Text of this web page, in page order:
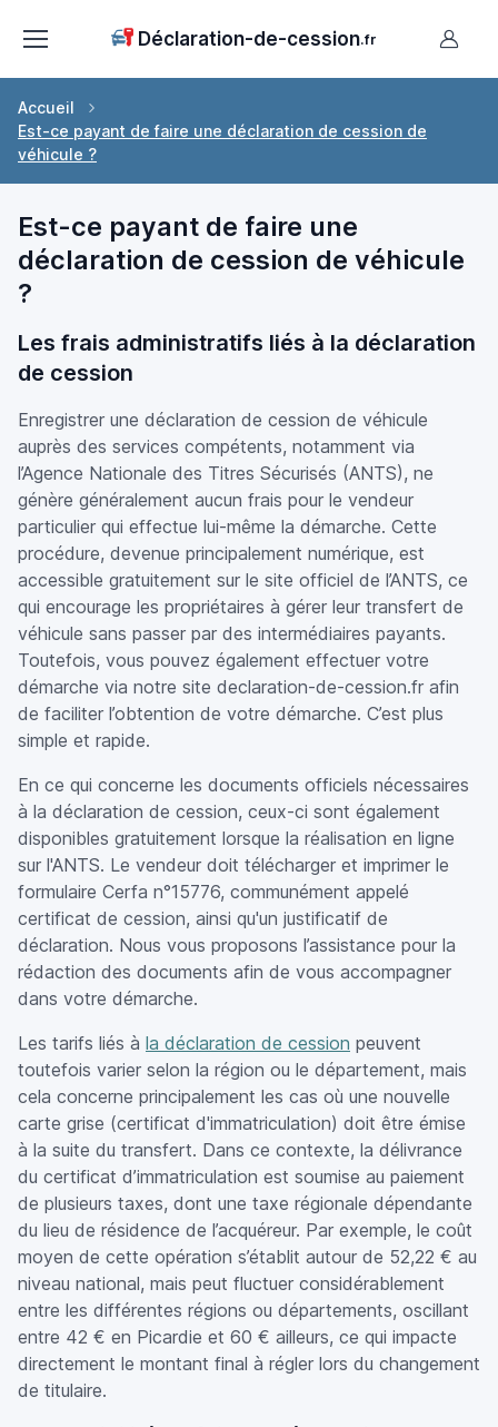
Déclaration-de-cession.fr
Accueil
Est-ce payant de faire une déclaration de cession de
véhicule ?
Est-ce payant de faire une
déclaration de cession de véhicule
?
Les frais administratifs liés à la déclaration
de cession
Enregistrer une déclaration de cession de véhicule
auprès des services compétents, notamment via
l’Agence Nationale des Titres Sécurisés (ANTS), ne
génère généralement aucun frais pour le vendeur
particulier qui effectue lui-même la démarche. Cette
procédure, devenue principalement numérique, est
accessible gratuitement sur le site officiel de l’ANTS, ce
qui encourage les propriétaires à gérer leur transfert de
véhicule sans passer par des intermédiaires payants.
Toutefois, vous pouvez également effectuer votre
démarche via notre site declaration-de-cession.fr afin
de faciliter l’obtention de votre démarche. C’est plus
simple et rapide.
En ce qui concerne les documents officiels nécessaires
à la déclaration de cession, ceux-ci sont également
disponibles gratuitement lorsque la réalisation en ligne
sur l'ANTS. Le vendeur doit télécharger et imprimer le
formulaire Cerfa n°15776, communément appelé
certificat de cession, ainsi qu'un justificatif de
déclaration. Nous vous proposons l’assistance pour la
rédaction des documents afin de vous accompagner
dans votre démarche.
Les tarifs liés à la déclaration de cession peuvent
toutefois varier selon la région ou le département, mais
cela concerne principalement les cas où une nouvelle
carte grise (certificat d'immatriculation) doit être émise
à la suite du transfert. Dans ce contexte, la délivrance
du certificat d’immatriculation est soumise au paiement
de plusieurs taxes, dont une taxe régionale dépendante
du lieu de résidence de l’acquéreur. Par exemple, le coût
moyen de cette opération s’établit autour de 52,22 € au
niveau national, mais peut fluctuer considérablement
entre les différentes régions ou départements, oscillant
entre 42 € en Picardie et 60 € ailleurs, ce qui impacte
directement le montant final à régler lors du changement
de titulaire.